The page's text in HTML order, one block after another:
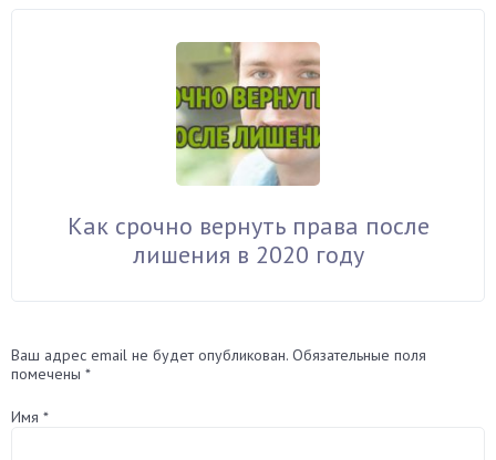
Как срочно вернуть права после
лишения в 2020 году
Ваш адрес email не будет опубликован. Обязательные поля
помечены *
Имя *